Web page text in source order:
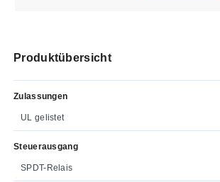
Produktübersicht
Zulassungen
UL gelistet
Steuerausgang
SPDT-Relais